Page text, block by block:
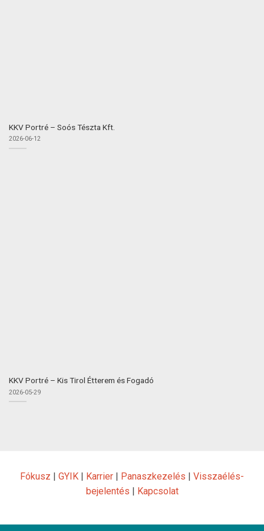
KKV Portré – Soós Tészta Kft.
2026-06-12
KKV Portré – Kis Tirol Étterem és Fogadó
2026-05-29
Fókusz | GYIK | Karrier | Panaszkezelés | Visszaélés-
bejelentés | Kapcsolat